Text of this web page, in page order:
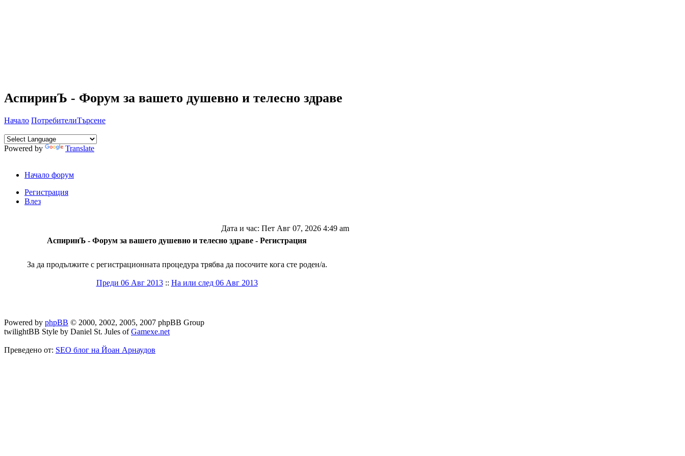
АспиринЪ - Форум за вашето душевно и телесно здраве
Начало ПотребителиТърсене
Powered by Translate
Начало форум
Регистрация
Влез
Дата и час: Пет Авг 07, 2026 4:49 am
АспиринЪ - Форум за вашето душевно и телесно здраве - Регистрация
За да продължите с регистрационната процедура трябва да посочите кога сте роден/а.
Преди 06 Авг 2013:: На или след 06 Авг 2013
Powered by phpBB © 2000, 2002, 2005, 2007 phpBB Group
twilightBB Style by Daniel St. Jules ofGamexe.net
Преведено от: SEO блог на Йоан Арнаудов